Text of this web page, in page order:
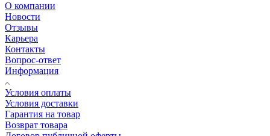
О компании
Новости
Отзывы
Карьера
Контакты
Вопрос-ответ
Информация
Условия оплаты
Условия доставки
Гарантия на товар
Возврат товара